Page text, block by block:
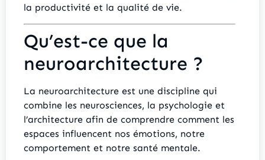
la productivité et la qualité de vie.
Qu’est-ce que la
neuroarchitecture ?
La neuroarchitecture est une discipline qui
combine les neurosciences, la psychologie et
l’architecture afin de comprendre comment les
espaces influencent nos émotions, notre
comportement et notre santé mentale.